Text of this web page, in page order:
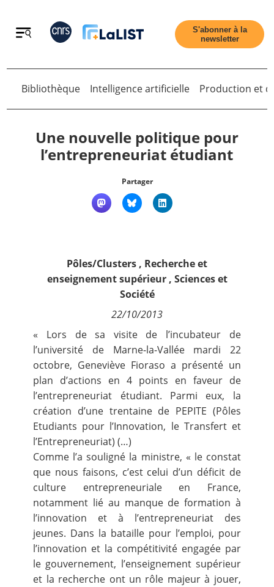
Retour
Contact
S'abonner à la
newsletter
Bibliothèque Intelligence artificielle Production et
Une nouvelle politique pour
l’entrepreneuriat étudiant
Partager
Pôles/Clusters , Recherche et
enseignement supérieur, Sciences et
Société
22/10/2013
« Lors de sa visite de l’incubateur de
l’université de Marne-la-Vallée mardi 22
octobre, Geneviève Fioraso a présenté un
plan d’actions en 4 points en faveur de
l’entrepreneuriat étudiant. Parmi eux, la
création d’une trentaine de PEPITE (Pôles
Etudiants pour l’Innovation, le Transfert et
l’Entrepreneuriat) (…)
Comme l’a souligné la ministre, « le constat
que nous faisons, c’est celui d’un déficit de
culture entrepreneuriale en France,
notamment lié au manque de formation à
l’innovation et à l’entrepreneuriat des
jeunes. Dans la bataille pour l’emploi, pour
l’innovation et la compétitivité engagée par
le gouvernement, l’enseignement supérieur
et la recherche ont un rôle majeur à jouer,